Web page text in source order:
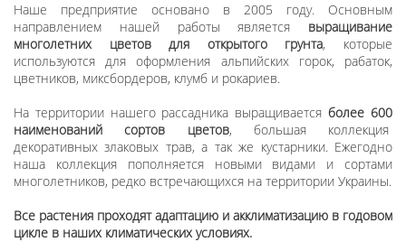
Наше предприятие основано в 2005 году. Основным
направлением нашей работы является выращивание
многолетних цветов для открытого грунта, которые
используются для оформления альпийских горок, рабаток,
цветников, миксбордеров, клумб и рокариев.
На территории нашего рассадника выращивается более 600
наименований сортов цветов, большая коллекция
декоративных злаковых трав, а так же кустарники. Ежегодно
наша коллекция пополняется новыми видами и сортами
многолетников, редко встречающихся на территории Украины.
Все растения проходят адаптацию и акклиматизацию в годовом
цикле в наших климатических условиях.